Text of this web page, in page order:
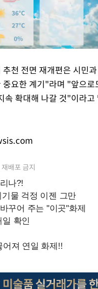
천 전면 재개편은 시민
요한 계기"라며 "앞으
속 확대해 나갈 것"이라고
배포 금지